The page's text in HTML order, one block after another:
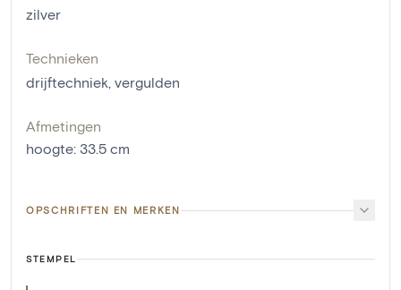
zilver
Technieken
drijftechniek, vergulden
Afmetingen
hoogte: 33.5 cm
OPSCHRIFTEN EN MERKEN
STEMPEL